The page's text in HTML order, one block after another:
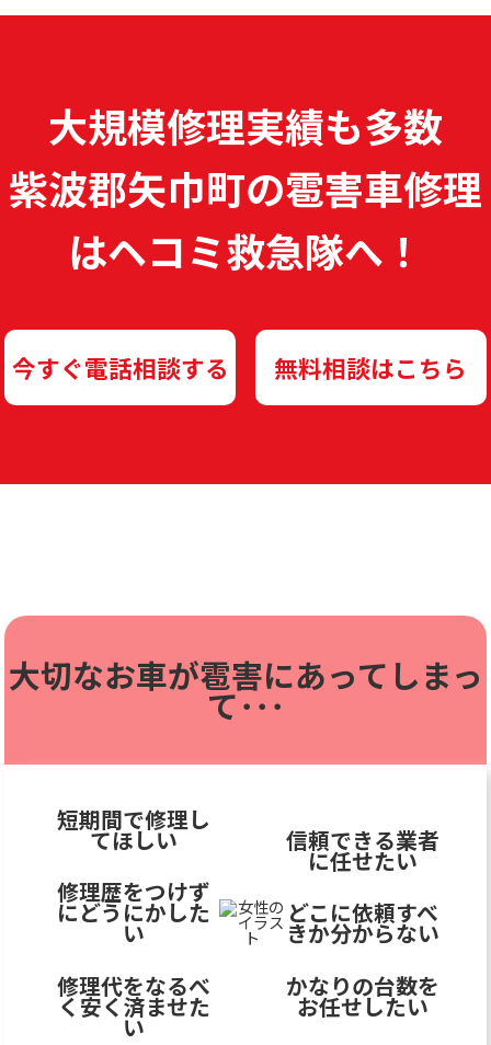
大規模修理実績も多数
紫波郡矢巾町の雹害車修理
はヘコミ救急隊へ！
今すぐ電話相談する 無料相談はこちら
大切なお車が雹害にあってしまっ
て･･･
短期間で修理し
てほしい
修理歴をつけず
にどうにかした
い
修理代をなるべ
く安く済ませた
い
信頼できる業者
に任せたい
どこに依頼すべ
きか分からない
かなりの台数を
お任せしたい